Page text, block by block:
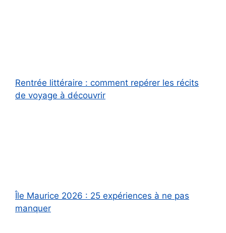
Rentrée littéraire : comment repérer les récits
de voyage à découvrir
Île Maurice 2026 : 25 expériences à ne pas
manquer